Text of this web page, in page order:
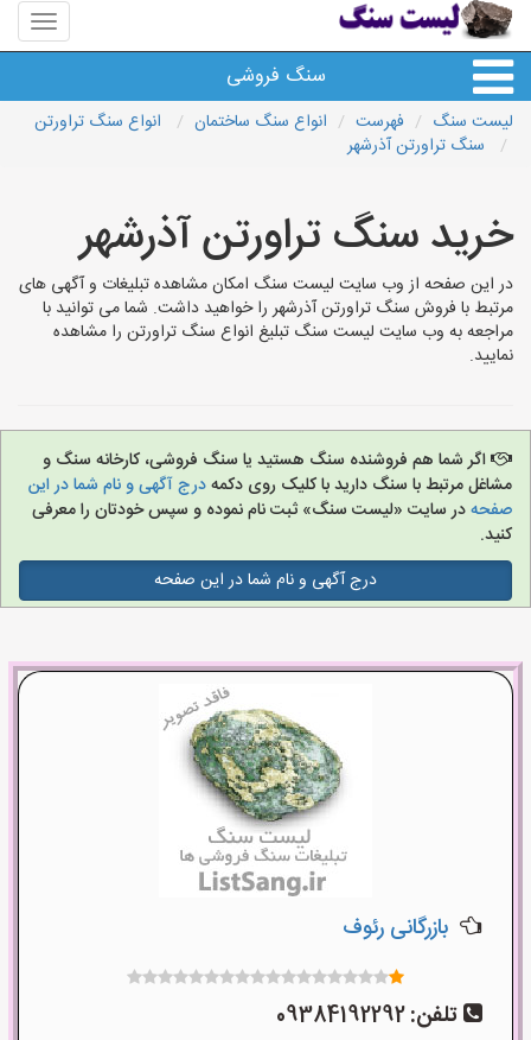
منوی
سایت
سنگ
سنگ فروشی
سایر سنگ ها
سنگ فروشی های شهرها
لیست سنگ فهرست انواع سنگ ساختمان
انواع سنگ تراورتن
سنگ تراورتن آذرشهر
خرید سنگ تراورتن آذرشهر
در این صفحه از وب سایت لیست سنگ امکان مشاهده تبلیغات و آگهی های
مرتبط با فروش سنگ تراورتن آذرشهر را خواهید داشت. شما می توانید با
مراجعه به وب سایت لیست سنگ تبلیغ انواع سنگ تراورتن را مشاهده
نمایید.
اگر شما هم فروشنده سنگ هستید یا سنگ فروشی، کارخانه سنگ و
مشاغل مرتبط با سنگ دارید با کلیک روی دکمهدرج آگهی و نام شما در این
صفحهدر سایت «لیست سنگ» ثبت نام نموده و سپس خودتان را معرفی
کنید.
درج آگهی و نام شما در این صفحه
بازرگانی رئوف
تلفن:09384192292